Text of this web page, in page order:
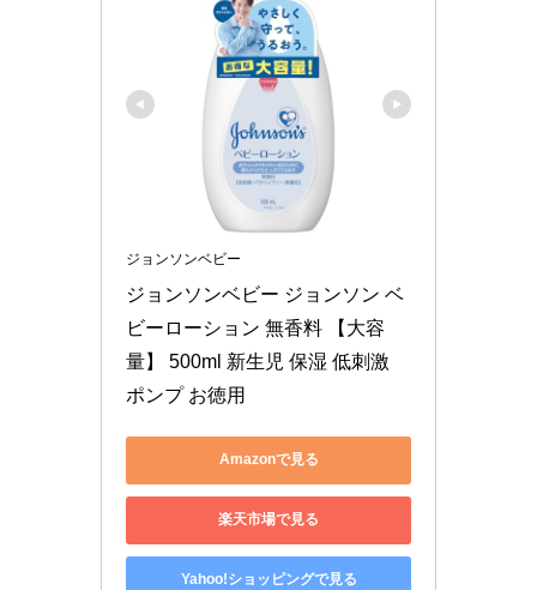
ジョンソンベビー
ジョンソンベビー ジョンソン ベ
ビーローション 無香料 【大容
量】 500ml 新生児 保湿 低刺激
ポンプ お徳用
Amazonで見る
楽天市場で見る
Yahoo!ショッピングで見る